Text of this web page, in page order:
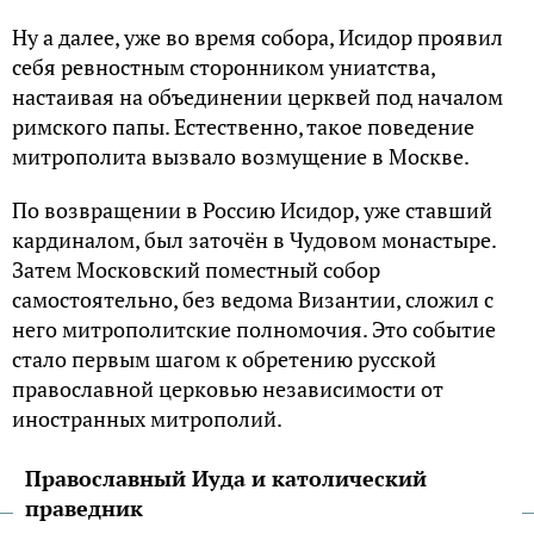
Ну а далее, уже во время собора, Исидор проявил
себя ревностным сторонником униатства,
настаивая на объединении церквей под началом
римского папы. Естественно, такое поведение
митрополита вызвало возмущение в Москве.
По возвращении в Россию Исидор, уже ставший
кардиналом, был заточён в Чудовом монастыре.
Затем Московский поместный собор
самостоятельно, без ведома Византии, сложил с
него митрополитские полномочия. Это событие
стало первым шагом к обретению русской
православной церковью независимости от
иностранных митрополий.
Православный Иуда и католический
праведник